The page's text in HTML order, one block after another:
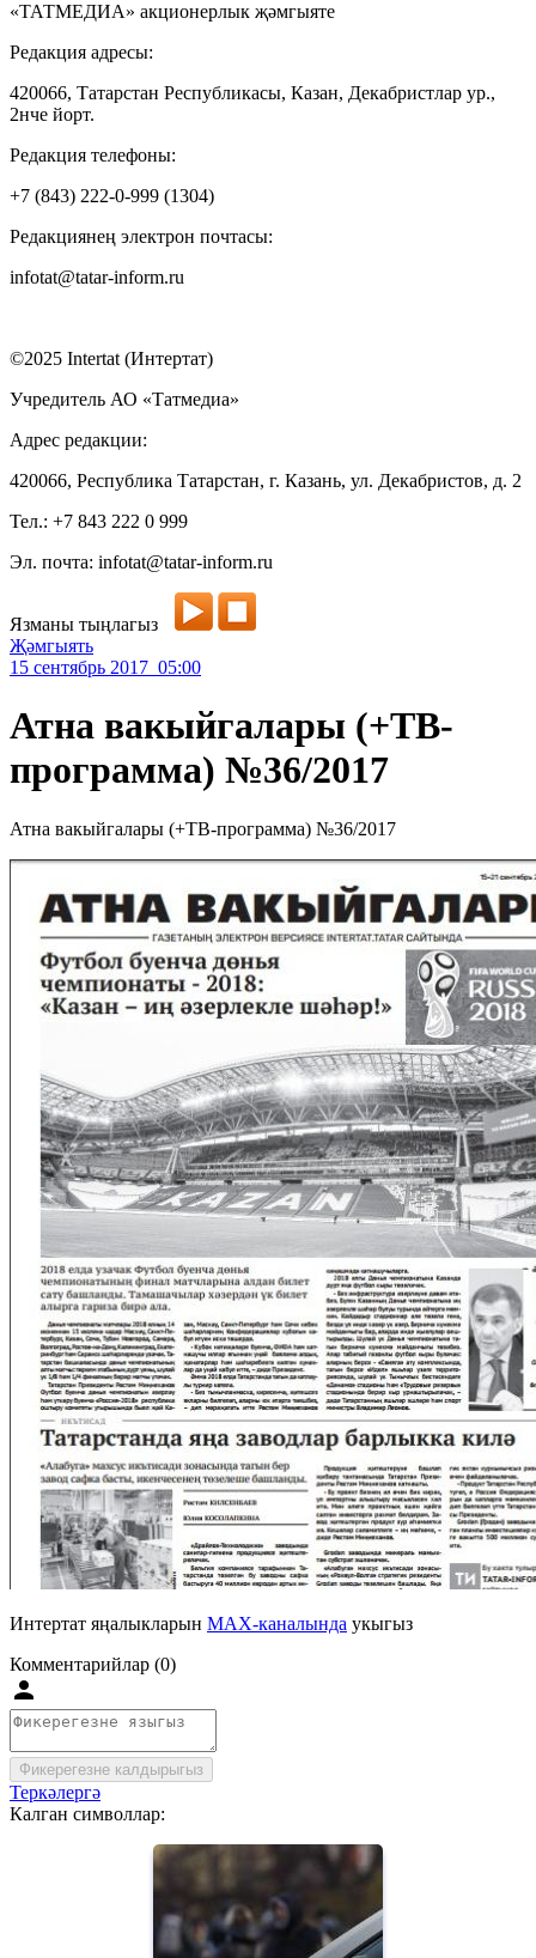
«ТАТМЕДИА» акционерлык җәмгыяте
Редакция адресы:
420066, Татарстан Республикасы, Казан, Декабристлар ур.,
2нче йорт.
Редакция телефоны:
+7 (843) 222-0-999 (1304)
Редакциянең электрон почтасы:
infotat@tatar-inform.ru
©2025 Intertat (Интертат)
Учредитель АО «Татмедиа»
Адрес редакции:
420066, Республика Татарстан, г. Казань, ул. Декабристов, д. 2
Тел.: +7 843 222 0 999
Эл. почта: infotat@tatar-inform.ru
Язманы тыңлагыз
Җәмгыять
15 сентябрь 2017 05:00
Атна вакыйгалары (+ТВ-
программа) №36/2017
Атна вакыйгалары (+ТВ-программа) №36/2017
Интертат яңалыкларын MAX-каналында укыгыз
Комментарийлар (0)
Фикерегезне калдырыгыз
Теркәлергә
Калган символлар: